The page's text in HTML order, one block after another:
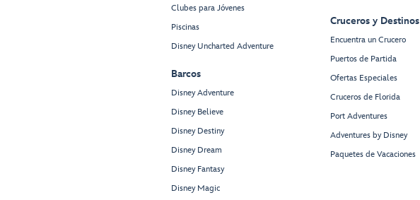
Clubes para Jóvenes
Piscinas
Disney Uncharted Adventure
Barcos
Disney Adventure
Disney Believe
Disney Destiny
Disney Dream
Disney Fantasy
Disney Magic
Cruceros y Destinos
Encuentra un Crucero
Puertos de Partida
Ofertas Especiales
Cruceros de Florida
Port Adventures
Adventures by Disney
Paquetes de Vacaciones